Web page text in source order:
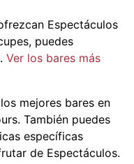
Espectáculos
puedes
Ver los bares más
mejores bares en
También puedes
específicas
de Espectáculos.